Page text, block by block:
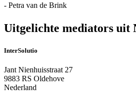
- Petra van de Brink
Uitgelichte mediators uit
InterSolutio
Jant Nienhuisstraat 27
9883 RS Oldehove
Nederland